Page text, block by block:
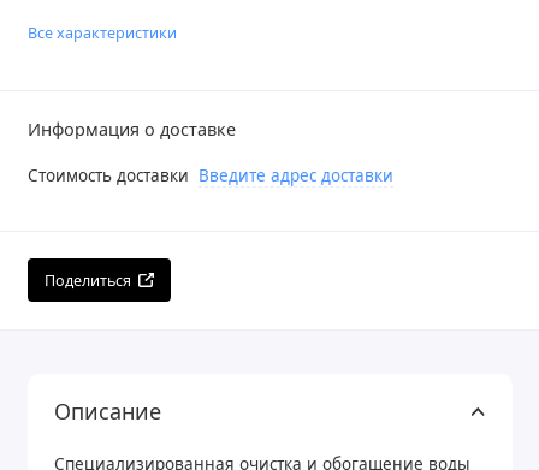
Все характеристики
Информация о доставке
Стоимость доставки Введите адрес доставки
Поделиться
Описание
Специализированная очистка и обогащение воды